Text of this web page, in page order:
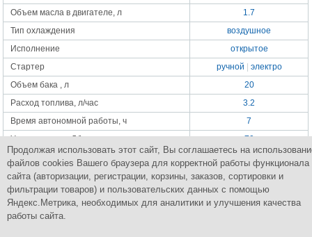
Объем масла в двигателе, л
1.7
Тип охлаждения
воздушное
Исполнение
открытое
Стартер
ручной
электро
Объем бака , л
20
Расход топлива, л/час
3.2
Время автономной работы, ч
7
Уровень шума, Дб
70
Габаритные размеры, мм
790х550х650
Масса, кг
104
Продолжая использовать этот сайт, Вы соглашаетесь на
файлов cookies Вашего браузера для корректной работы функционала
сайта (авторизации, регистрации, корзины, заказов, сортировки и
фильтрации товаров) и пользовательских данных с помощью
Яндекс.Метрика, необходимых для аналитики и улучшения качества
работы сайта.